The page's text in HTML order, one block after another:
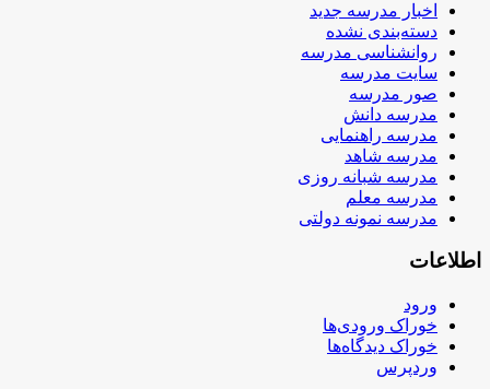
اخبار مدرسه جدید
دسته‌بندی نشده
روانشناسی مدرسه
سایت مدرسه
صور مدرسه
مدرسه دانش
مدرسه راهنمایی
مدرسه شاهد
مدرسه شبانه روزی
مدرسه معلم
مدرسه نمونه دولتی
اطلاعات
ورود
خوراک ورودی‌ها
خوراک دیدگاه‌ها
وردپرس